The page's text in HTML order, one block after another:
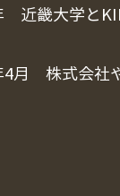
近畿大学と
4月 株式会社